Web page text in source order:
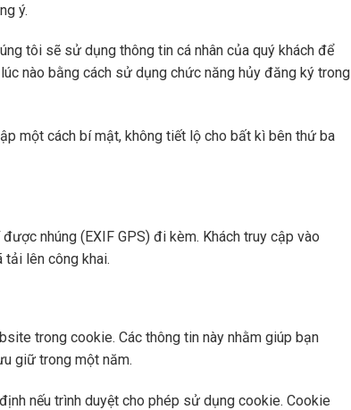
ý.
tôi sẽ sử dụng thông tin cá nhân của quý khách để
nào bằng cách sử dụng chức năng hủy đăng ký trong
một cách bí mật, không tiết lộ cho bất kì bên thứ ba
nhúng (EXIF GPS) đi kèm. Khách truy cập vào
lên công khai.
trong cookie. Các thông tin này nhằm giúp bạn
giữ trong một năm.
nếu trình duyệt cho phép sử dụng cookie. Cookie